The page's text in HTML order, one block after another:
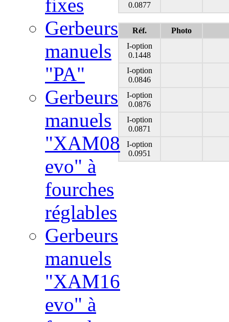
0.0877
Réf.
Photo
I-option
0.1448
I-option
0.0846
I-option
0.0876
I-option
0.0871
I-option
0.0951
fixes
Gerbeurs
manuels
"PA"
Gerbeurs
manuels
"XAM08
evo" à
fourches
réglables
Gerbeurs
manuels
"XAM16
evo" à